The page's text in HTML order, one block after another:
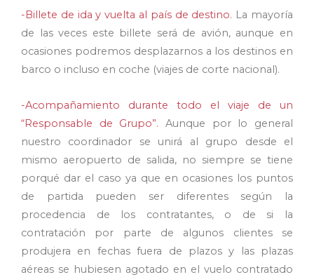
-Billete de ida y vuelta al país de destino. La mayoría
de las veces este billete será de avión, aunque en
ocasiones podremos desplazarnos a los destinos en
barco o incluso en coche (viajes de corte nacional).
-Acompañamiento durante todo el viaje de un
“Responsable de Grupo”. Aunque por lo general
nuestro coordinador se unirá al grupo desde el
mismo aeropuerto de salida, no siempre se tiene
porqué dar el caso ya que en ocasiones los puntos
de partida pueden ser diferentes según la
procedencia de los contratantes, o de si la
contratación por parte de algunos clientes se
produjera en fechas fuera de plazos y las plazas
aéreas se hubiesen agotado en el vuelo contratado